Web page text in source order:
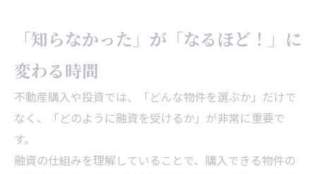
「知らなかった」が「なるほど！」に
変わる時間
不動産購入や投資では、「どんな物件を選ぶか」だけで
なく、「どのように融資を受けるか」が非常に重要で
す。
融資の仕組みを理解していることで、購入できる物件の